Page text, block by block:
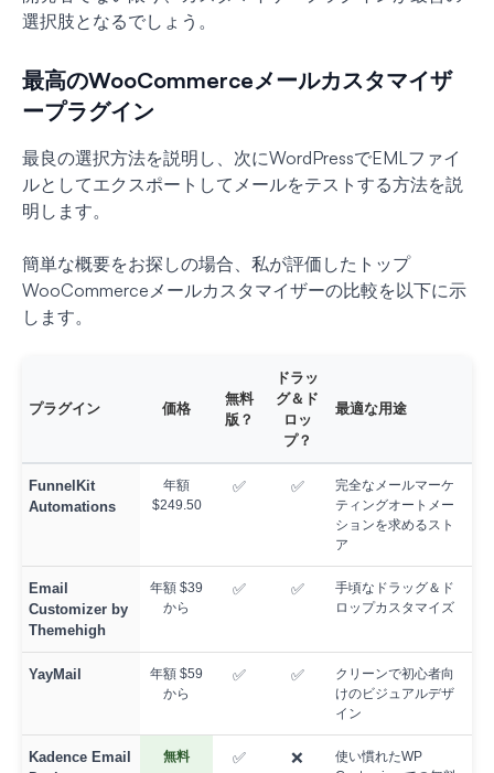
選択肢となるでしょう。
最高のWooCommerceメールカスタマイザ
ープラグイン
最良の選択方法を説明し、次にWordPressでEMLファイ
ルとしてエクスポートしてメールをテストする方法を説
明します。
簡単な概要をお探しの場合、私が評価したトップ
WooCommerceメールカスタマイザーの比較を以下に示
します。
プラグイン 価格
無料
版？
ドラッ
グ＆ド
ロッ
プ？
最適な用途
FunnelKit
Automations
年額
$249.50
✅ ✅
完全なメールマーケ
ティングオートメー
ションを求めるスト
ア
Email
Customizer by
Themehigh
年額 $39
から
✅ ✅
手頃なドラッグ＆ド
ロップカスタマイズ
YayMail
年額 $59
から
✅ ✅
クリーンで初心者向
けのビジュアルデザ
イン
Kadence Email
無料 ✅ ❌
使い慣れたWP